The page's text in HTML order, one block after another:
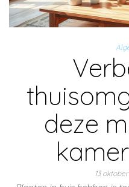
deze
13